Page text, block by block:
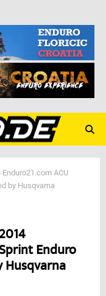
ACU
by Husqvarna
Enduro
Husqvarna